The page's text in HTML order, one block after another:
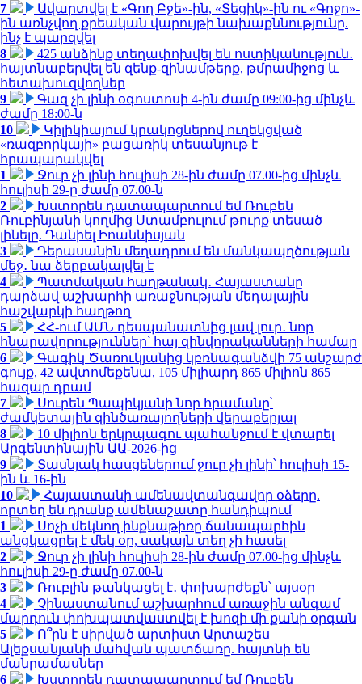
7
Ավարտվել է «Գող Բջե»-ին, «Տեցիկ»-ին ու «Գոջո»-
ին առնչվող քրեական վարույթի նախաքննությունը.
ինչ է պարզվել
8
425 անձինք տեղափոխվել են ոստիկանություն․
հայտնաբերվել են զենք-զինամթերք, թմրամիջոց և
հետախուզվողներ
9
Գազ չի լինի օգոստոսի 4-ին ժամը 09:00-ից մինչև
ժամը 18:00-ն
10
Կիլիկիայում կրակոցներով ուղեկցված
«ռազբորկայի» բացառիկ տեսանյութ է
հրապարակվել
1
Ջուր չի լինի հուլիսի 28-ին ժամը 07.00-ից մինչև
հուլիսի 29-ը ժամը 07.00-ն
2
Խստորեն դատապարտում եմ Ռուբեն
Ռուբինյանի կողմից Ստամբուլում թուրք տեսած
լինելը. Դանիել Իոաննիսյան
3
Դերասանին մեղադրում են մանկապղծության
մեջ․ նա ձերբակալվել է
4
Պատմական հաղթանակ․ Հայաստանը
դարձավ աշխարհի առաջնության մեդալային
հաշվարկի հաղթող
5
ՀՀ-ում ԱՄՆ դեսպանատնից լավ լուր․ նոր
հնարավորություններ՝ հայ զինվորականների համար
6
Գագիկ Ծառուկյանից կբռնագանձվի 75 անշարժ
գույք, 42 ավտոմեքենա, 105 միլիարդ 865 միլիոն 865
հազար դրամ
7
Սուրեն Պապիկյանի նոր հրամանը՝
ժամկետային զինծառայողների վերաբերյալ
8
10 միլիոն երկրպագու պահանջում է վտարել
Արգենտինային ԱԱ-2026-ից
9
Տասնյակ հասցեներում ջուր չի լինի՝ հուլիսի 15-
ին և 16-ին
10
Հայաստանի ամենավտանգավոր օձերը.
որտեղ են դրանք ամենաշատը հանդիպում
1
Սոչի մեկնող ինքնաթիռը ճանապարհին
անցկացրել է մեկ օր, սակայն տեղ չի հասել
2
Ջուր չի լինի հուլիսի 28-ին ժամը 07.00-ից մինչև
հուլիսի 29-ը ժամը 07.00-ն
3
Ռուբլին թանկացել է․ փոխարժեքն՝ այսօր
4
Չինաստանում աշխարհում առաջին անգամ
մարդուն փոխպատվաստվել է խոզի մի քանի օրգան
5
Ո՞րն է սիրված արտիստ Արտաշես
Ալեքսանյանի մահվան պատճառը. հայտնի են
մանրամասներ
6
Խստորեն դատապարտում եմ Ռուբեն